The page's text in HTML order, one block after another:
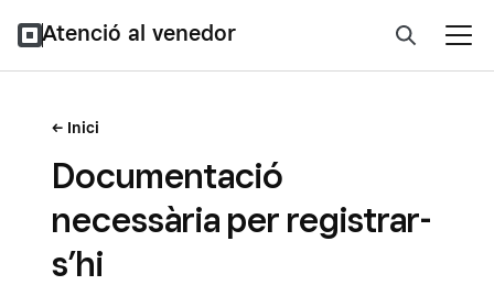
Atenció al venedor
Inici
Documentació
necessària per registrar-
s’hi